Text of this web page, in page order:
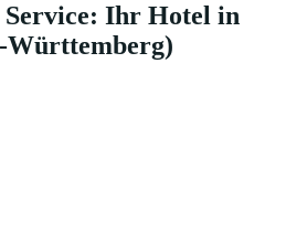
Service: Ihr Hotel in
Württemberg)